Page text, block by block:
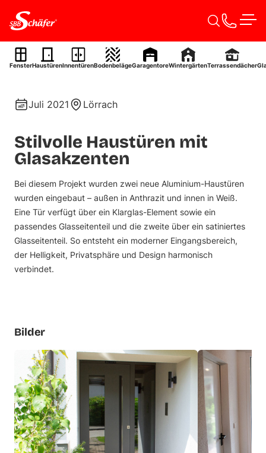
FensterHaustürenInnentürenBodenbelägeGaragentoreWintergärtenTerrassendächer
Aluminium-Haustüren
Juli 2021 Lörrach
Stilvolle Haustüren mit
Glasakzenten
Bei diesem Projekt wurden zwei neue Aluminium-Haustüren
wurden eingebaut – außen in Anthrazit und innen in Weiß.
Eine Tür verfügt über ein Klarglas-Element sowie ein
passendes Glasseitenteil und die zweite über ein satiniertes
Glasseitenteil. So entsteht ein moderner Eingangsbereich,
der Helligkeit, Privatsphäre und Design harmonisch
verbindet.
Bilder